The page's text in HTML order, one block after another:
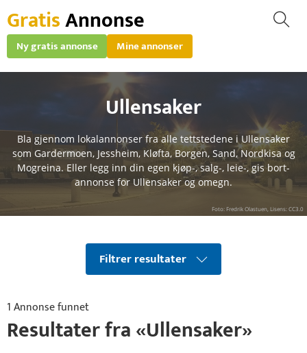
GratisAnnonse
Ny gratis annonse Mine annonser
Ullensaker
Bla gjennom lokalannonser fra alle tettstedene i Ullensaker
som Gardermoen, Jessheim, Kløfta, Borgen, Sand, Nordkisa og
Mogreina. Eller legg inn din egen kjøp-, salg-, leie-, gis bort-
annonse for Ullensaker og omegn.
Foto: Fredrik Olastuen, Lisens: CC3.0
Filtrer resultater
1 Annonse funnet
Resultater fra «Ullensaker»